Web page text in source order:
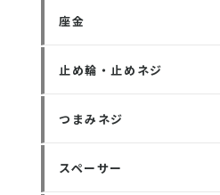
座金
止め輪・止めネジ
つまみネジ
スペーサー